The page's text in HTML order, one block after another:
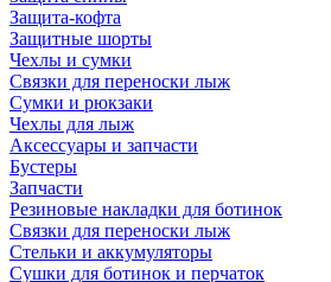
Защита-кофта
Защитные шорты
Чехлы и сумки
Связки для переноски лыж
Сумки и рюкзаки
Чехлы для лыж
Аксессуары и запчасти
Бустеры
Запчасти
Резиновые накладки для ботинок
Связки для переноски лыж
Стельки и аккумуляторы
Сушки для ботинок и перчаток